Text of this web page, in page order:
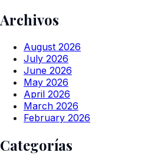
Archivos
August 2026
July 2026
June 2026
May 2026
April 2026
March 2026
February 2026
Categorías